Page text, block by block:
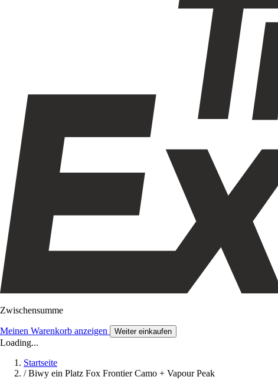
Zwischensumme
Meinen Warenkorb anzeigen Weiter einkaufen
Loading...
Startseite
/ Biwy ein Platz Fox Frontier Camo + Vapour Peak